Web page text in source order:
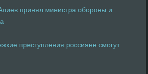
принял министра обороны и
преступления россияне смогут